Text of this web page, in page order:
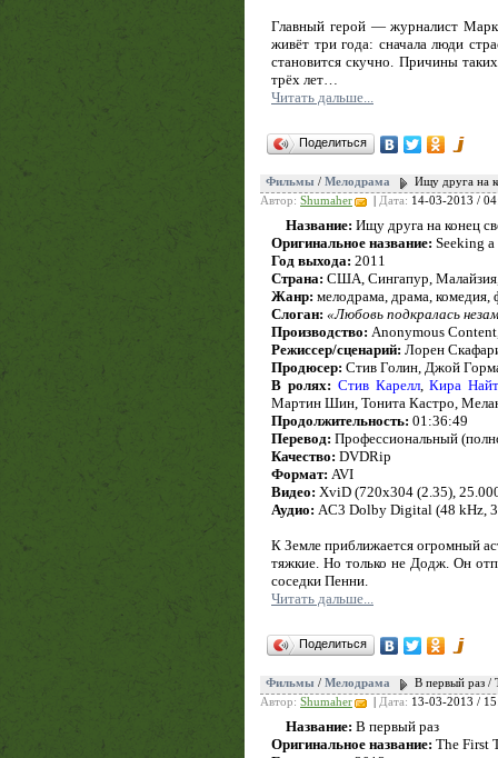
Главный герой — журналист
живёт три года: сначала люди
становится скучно. Причины
трёх лет…
Читать дальше...
Поделиться
Фильмы / Мелодрама
Ищу друга на
Автор: Shumaher Дата: 14-03-2013 /
Название: Ищу друга на конец
Оригинальное название: Seeking
Год выхода: 2011
Страна: США, Сингапур,
Жанр: мелодрама, драма, комедия,
Слоган: «Любовь подкралась
Производство: Anonymous
Режиссер/сценарий: Лорен
Продюсер: Стив Голин, Джой
В ролях: Стив Карелл,Кира
Мартин Шин, Тонита Кастро,
Продолжительность: 01:36:49
Перевод: Профессиональный
Качество: DVDRip
Формат: AVI
Видео: XviD (720x304 (2.35),
Аудио: AC3 Dolby Digital (48 kHz,
К Земле приближается огромный
тяжкие. Но только не Додж. Он
соседки Пенни.
Читать дальше...
Поделиться
Фильмы / Мелодрама
В первый раз /
Автор: Shumaher Дата: 13-03-2013 /
Название: В первый раз
Оригинальное название: The First